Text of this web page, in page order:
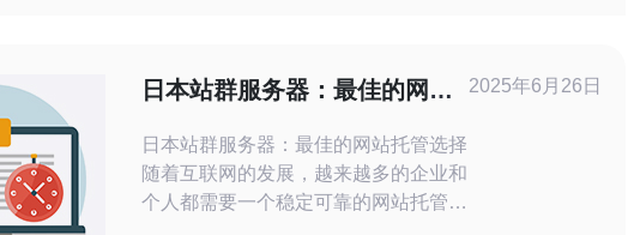
定、高效的服务，助力您的电商事业腾
飞。 了解卖家群
日本站群服务器：最佳的网站
日本站群服务器：最佳的网站托管选择
随着互联网的发展，越来越多的企业和
个人都需要一个稳定可靠的网站托管服
2025年6月26日